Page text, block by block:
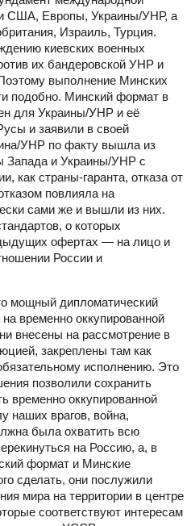
США, Европы, Украины/УНР, а
Израиль, Турция.
киевских военных
их бандеровской УНР и
выполнение Минских
подобно. Минский формат в
для Украины/УНР и её
и заявили в своей
УНР по факту вышла из
Запада и Украины/УНР с
как страны-гаранта, отказа от
повлияла на
сами же и вышли из них.
о которых
офертах — на лицо и
России и
мощный дипломатический
временно оккупированной
внесены на рассмотрение в
закреплены там как
исполнению. Это
позволили сохранить
временно оккупированной
наших врагов, война,
была охватить всю
на Россию, а, в
формат и Минские
сделать, они послужили
мира на территории в центре
соответствуют интересам